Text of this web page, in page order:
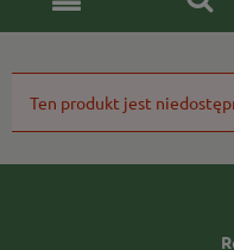
Ten produkt jest